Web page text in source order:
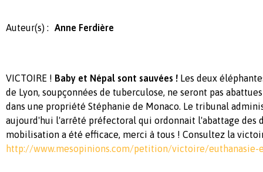
Auteur(s) : Anne Ferdière
VICTOIRE ! Baby et Népal sont sauvées ! Les deux
de Lyon, soupçonnées de tuberculose, ne seront pas
dans une propriété Stéphanie de Monaco. Le tribunal
aujourd'hui l'arrêté préfectoral qui ordonnait l'abattage des
mobilisation a été efficace, merci à tous ! Consultez la
http://www.mesopinions.com/petition/victoire/euthanasie-